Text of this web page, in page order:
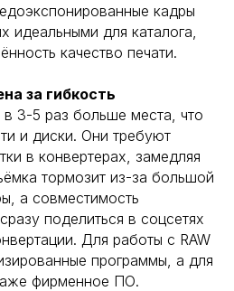
кадры
идеальными для каталога,
качество печати.
за гибкость
3-5 раз больше места, что
и диски. Они требуют
в конвертерах, замедляя
тормозит из-за большой
а совместимость
поделиться в соцсетях
Для работы с RAW
программы, а для
фирменное ПО.